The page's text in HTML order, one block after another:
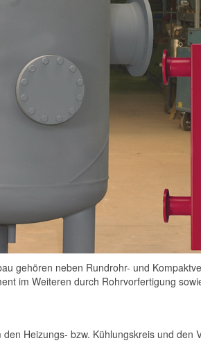
gehören neben Rundrohr- und
im Weiteren durch Rohrvorfertigung
Heizungs- bzw. Kühlungskreis und